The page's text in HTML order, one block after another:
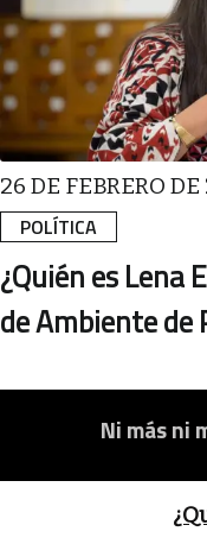
POLÍTICA
26 DE FEBRERO
¿Quién es
de Ambiente de
Ni más ni